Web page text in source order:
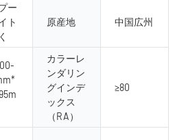
ー
ト
原産地 中国広州
カラーレ
ンダリン
グインデ
ックス
（RA）
≥80